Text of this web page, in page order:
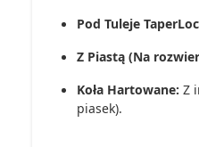
Pod Tuleje
Z Piastą (Na
Koła Hartowane: Z
piasek).